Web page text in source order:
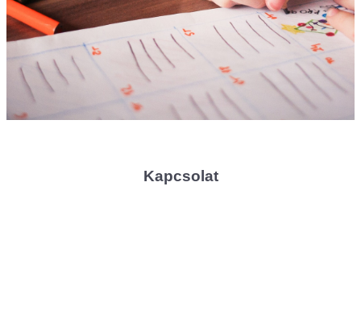
Kapcsolat